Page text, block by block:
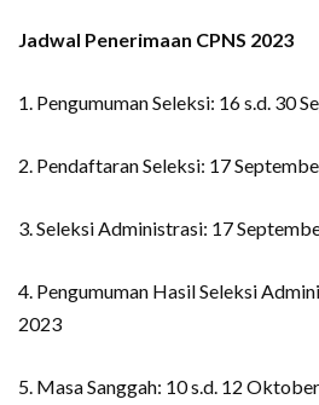
Jadwal Penerimaan CPNS 2023
1. Pengumuman Seleksi: 16 s.d. 30
2. Pendaftaran Seleksi: 17
3. Seleksi Administrasi: 17
4. Pengumuman Hasil Seleksi
2023
5. Masa Sanggah: 10 s.d. 12